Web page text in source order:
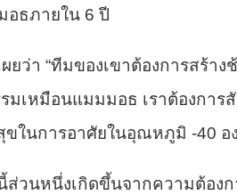
ธภายใน 6 ปี
ผยว่า “ทีมของเขาต้องการสร้
มเหมือนแมมมอธ เราต้องกา
ในการอาศัยในอุณหภูมิ -40 อ
ส่วนหนึ่งเกิดขึ้นจากความต้อง